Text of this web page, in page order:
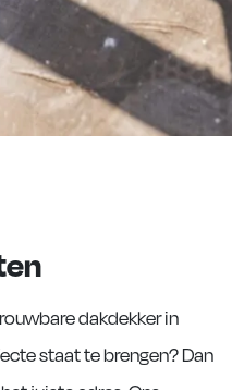
dakdekker in
staat te brengen? Dan